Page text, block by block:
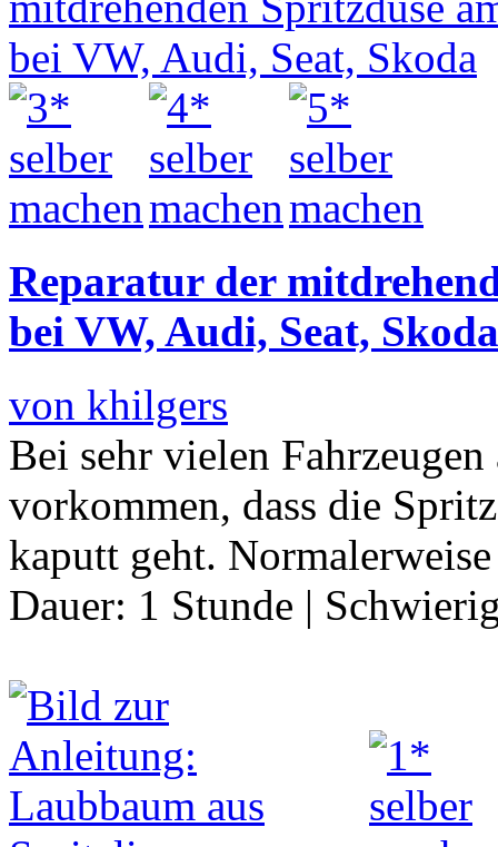
Reparatur der
bei VW, Audi, Seat, Skoda
von khilgers
Bei sehr vielen
vorkommen, dass die
kaputt geht.
Dauer: 1 Stunde |